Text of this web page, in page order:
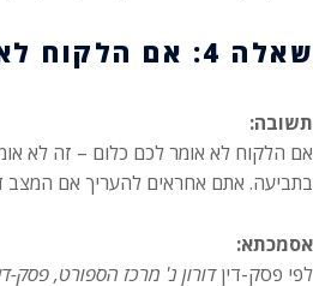
שאלה 4: אם הלקוח לא אומר לי שהוא פצוע, האם אני אחראי?
תשובה:
אם הלקוח לא אומר לכם כלום – זה לא
בתביעה. אתם אחראים להעריך אם המצב
אסמכתא:
לפי פסק-דיןדורון נ' מרכז הספורט, פסק-דין 1189/